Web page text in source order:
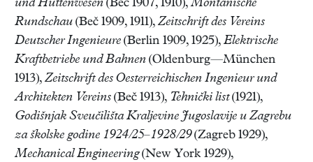
und Hüttenwesen (Beč 1907, 1910),Montanische
Rundschau (Beč 1909, 1911), Zeitschrift des Vereins
Deutscher Ingenieure (Berlin 1909, 1925), Elektrische
Kraftbetriebe und Bahnen (Oldenburg—München
1913), Zeitschrift des Oesterreichischen Ingenieur und
Architekten Vereins (Beč 1913), Tehnički list(1921),
Godišnjak Sveučilišta Kraljevine Jugoslavije u Zagrebu
za školske godine 1924/25–1928/29(Zagreb 1929),
Mechanical Engineering(New York 1929),